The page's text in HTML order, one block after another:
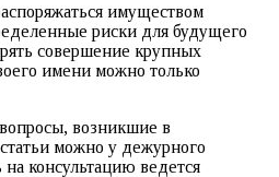
имуществом
риски для будущего
совершение крупных
имени можно только
возникшие в
можно у дежурного
на консультацию ведется